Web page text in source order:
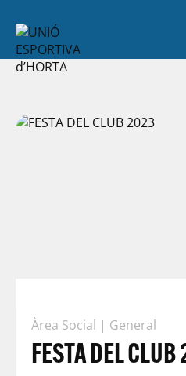
Àrea Social | General
FESTA DEL